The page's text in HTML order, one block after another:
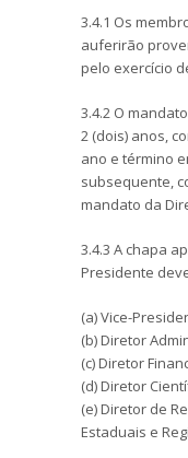
3.4.1 Os
auferirão
pelo exercício
3.4.2 O
2 (dois) anos,
ano e término
subsequente,
mandato da
3.4.3 A chapa
Presidente
(a) Vice-
(b) Diretor
(c) Diretor
(d) Diretor
(e) Diretor de
Estaduais e